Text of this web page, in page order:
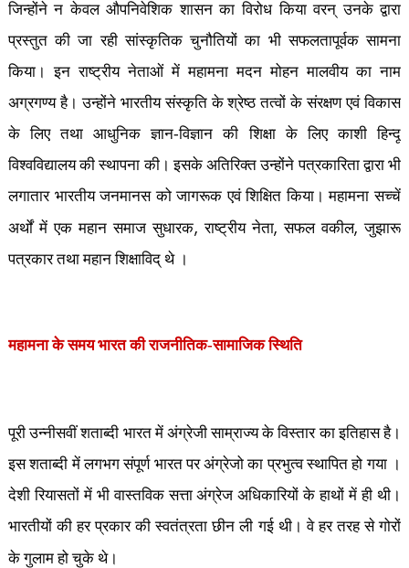
जिन्होंने न केवल औपनिवेशिक शासन का विरोध किया वरन् उनके द्वारा
प्रस्तुत की जा रही सांस्कृतिक चुनौतियों का भी सफलतापूर्वक सामना
किया। इन राष्ट्रीय नेताओं में महामना मदन मोहन मालवीय का नाम
अग्रगण्य है। उन्होंने भारतीय संस्कृति के श्रेष्ठ तत्वों के संरक्षण एवं विकास
के लिए तथा आधुनिक ज्ञान-विज्ञान की शिक्षा के लिए काशी हिन्दू
विश्वविद्यालय की स्थापना की। इसके अतिरिक्त उन्होंने पत्रकारिता द्वारा भी
लगातार भारतीय जनमानस को जागरूक एवं शिक्षित किया। महामना सच्चें
अर्थों में एक महान समाज सुधारक,राष्ट्रीय नेता,सफल वकील,जुझारू
पत्रकार तथा महान शिक्षाविद् थे ।
महामना के समय भारत की राजनीतिक-सामाजिक स्थिति
पूरी उन्नीसवीं शताब्दी भारत में अंग्रेजी साम्राज्य के विस्तार का इतिहास है।
इस शताब्दी में लगभग संपूर्ण भारत पर अंग्रेजो का प्रभुत्व स्थापित हो गया ।
देशी रियासतों में भी वास्तविक सत्ता अंग्रेज अधिकारियों के हाथों में ही थी।
भारतीयों की हर प्रकार की स्वतंत्रता छीन ली गई थी। वे हर तरह से गोरों
के गुलाम हो चुके थे।